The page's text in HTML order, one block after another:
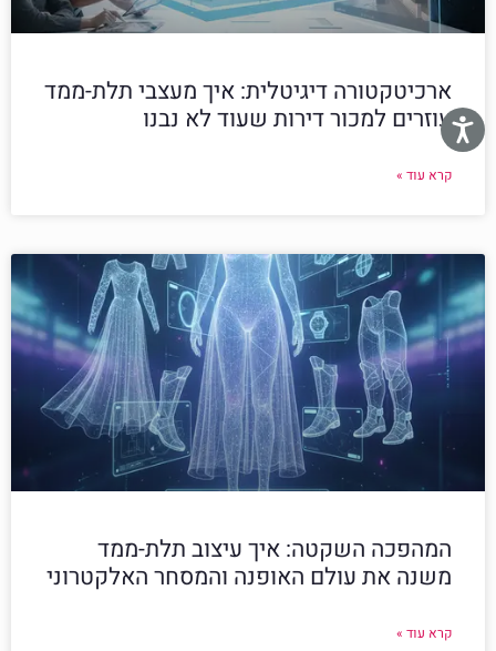
ארכיטקטורה דיגיטלית: איך מעצבי תלת-ממד
עוזרים למכור דירות שעוד לא נבנו
קרא עוד »
המהפכה השקטה: איך עיצוב תלת-ממד
משנה את עולם האופנה והמסחר האלקטרוני
קרא עוד »